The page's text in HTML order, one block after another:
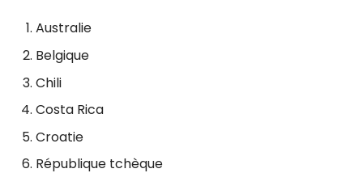
Australie
Belgique
Chili
Costa Rica
Croatie
République tchèque